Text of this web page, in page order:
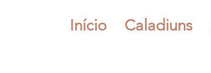
Início Caladiuns